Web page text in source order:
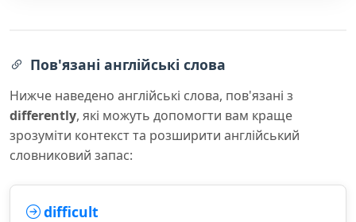
Пов'язані англійські слова
Нижче наведено англійські слова, пов'язані з
differently, які можуть допомогти вам краще
зрозуміти контекст та розширити англійський
словниковий запас:
difficult